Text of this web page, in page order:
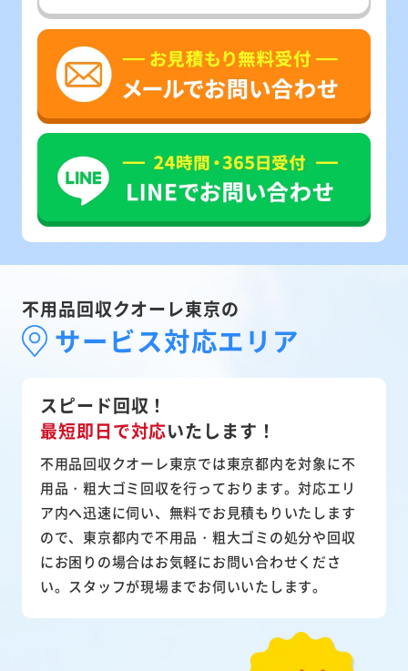
不用品回収クオーレ東京の
サービス対応エリア
スピード回収！
最短即日で対応いたします！
不用品回収クオーレ東京では東京都内を対象に不
用品・粗大ゴミ回収を行っております。対応エリ
ア内へ迅速に伺い、無料でお見積もりいたします
ので、東京都内で不用品・粗大ゴミの処分や回収
にお困りの場合はお気軽にお問い合わせくださ
い。スタッフが現場までお伺いいたします。